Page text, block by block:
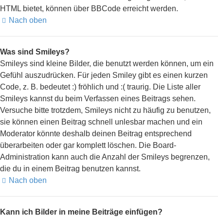
HTML bietet, können über BBCode erreicht werden.
Nach oben
Was sind Smileys?
Smileys sind kleine Bilder, die benutzt werden können, um ein
Gefühl auszudrücken. Für jeden Smiley gibt es einen kurzen
Code, z. B. bedeutet :) fröhlich und :( traurig. Die Liste aller
Smileys kannst du beim Verfassen eines Beitrags sehen.
Versuche bitte trotzdem, Smileys nicht zu häufig zu benutzen,
sie können einen Beitrag schnell unlesbar machen und ein
Moderator könnte deshalb deinen Beitrag entsprechend
überarbeiten oder gar komplett löschen. Die Board-
Administration kann auch die Anzahl der Smileys begrenzen,
die du in einem Beitrag benutzen kannst.
Nach oben
Kann ich Bilder in meine Beiträge einfügen?